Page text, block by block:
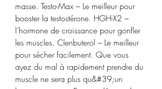
masse. Testo-Max – Le meilleur pour
booster la testostérone. HGH-X2 –
l’hormone de croissance pour gonfler
les muscles. Clenbuterol – Le meilleur
pour sécher facilement. Que vous
ayez du mal à rapidement prendre du
muscle ne sera plus qu&#39;un